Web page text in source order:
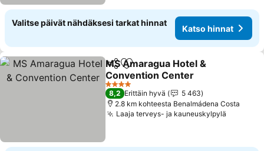
Valitse päivät nähdäksesi tarkat hinnat
Katso hinnat
Jaa Lisää suosikkeihin
MS Amaragua Hotel &
Convention Center
Katso hinnat
4 Tähtiluokitus
8,2 Erittäin hyvä
5 463
2.8 km kohteesta Benalmádena Costa
Laaja terveys- ja kauneuskylpylä